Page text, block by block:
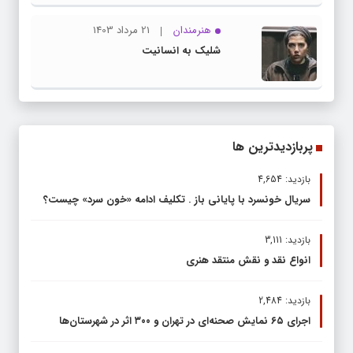
هنرمندان
21 مرداد 1403
شلیک به انسانیت
پربازدیدترین ها
بازدید: 4,654
سریال خونسرد با پایانی باز . تکلیف ادامه «خون سرد» چیست؟
بازدید: 3,111
انواع نقد و نقش منتقد هنری
بازدید: 2,484
اجرای ۶۵ نمایش صحنه‌ای در تهران و ۳۰۰ اثر در شهرستان‌ها